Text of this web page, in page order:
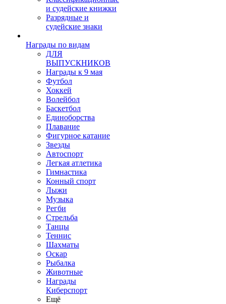
и судейские книжки
Разрядные и
судейские знаки
Награды по видам
ДЛЯ
ВЫПУСКНИКОВ
Награды к 9 мая
Футбол
Хоккей
Волейбол
Баскетбол
Единоборства
Плавание
Фигурное катание
Звезды
Автоспорт
Легкая атлетика
Гимнастика
Конный спорт
Лыжи
Музыка
Регби
Стрельба
Танцы
Теннис
Шахматы
Оскар
Рыбалка
Животные
Награды
Киберспорт
Ещё